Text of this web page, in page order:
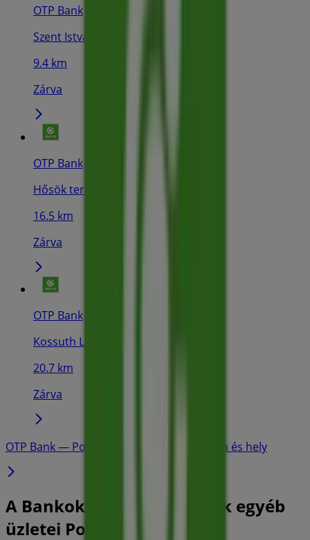
OTP Bank
Szent István út 30., Tiszaújváros
9.4 km
Zárva
OTP Bank
Hősök tere 23., Mezőcsát
16.5 km
Zárva
OTP Bank
Kossuth Lajos utca 6., Tiszavasvári
20.7 km
Zárva
OTP Bank — Polgár — üzletek, telefonszám és hely
A Bankok és szolgáltatások egyéb
üzletei Polgár városában